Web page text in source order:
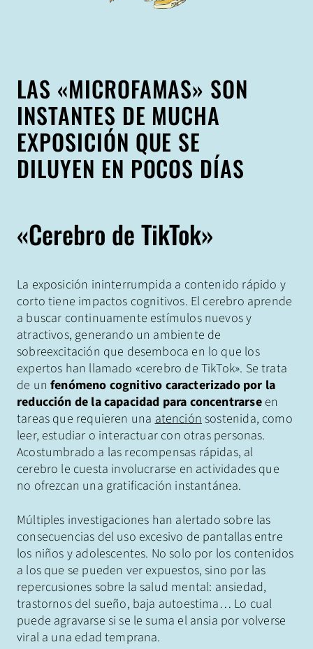
LAS «MICROFAMAS» SON
INSTANTES DE MUCHA
EXPOSICIÓN QUE SE
DILUYEN EN POCOS DÍAS
«Cerebro de TikTok»
La exposición ininterrumpida a contenido rápido y
corto tiene impactos cognitivos. El cerebro aprende
a buscar continuamente estímulos nuevos y
atractivos, generando un ambiente de
sobreexcitación que desemboca en lo que los
expertos han llamado «cerebro de TikTok». Se trata
de unfenómeno cognitivo caracterizado por la
reducción de la capacidad para concentrarseen
tareas que requieren unaatenciónsostenida, como
leer, estudiar o interactuar con otras personas.
Acostumbrado a las recompensas rápidas, al
cerebro le cuesta involucrarse en actividades que
no ofrezcan una gratificación instantánea.
Múltiples investigaciones han alertado sobre las
consecuencias del uso excesivo de pantallas entre
los niños y adolescentes. No solo por los contenidos
a los que se pueden ver expuestos, sino por las
repercusiones sobre la salud mental: ansiedad,
trastornos del sueño, baja autoestima… Lo cual
puede agravarse si se le suma el ansia por volverse
viral a una edad temprana.